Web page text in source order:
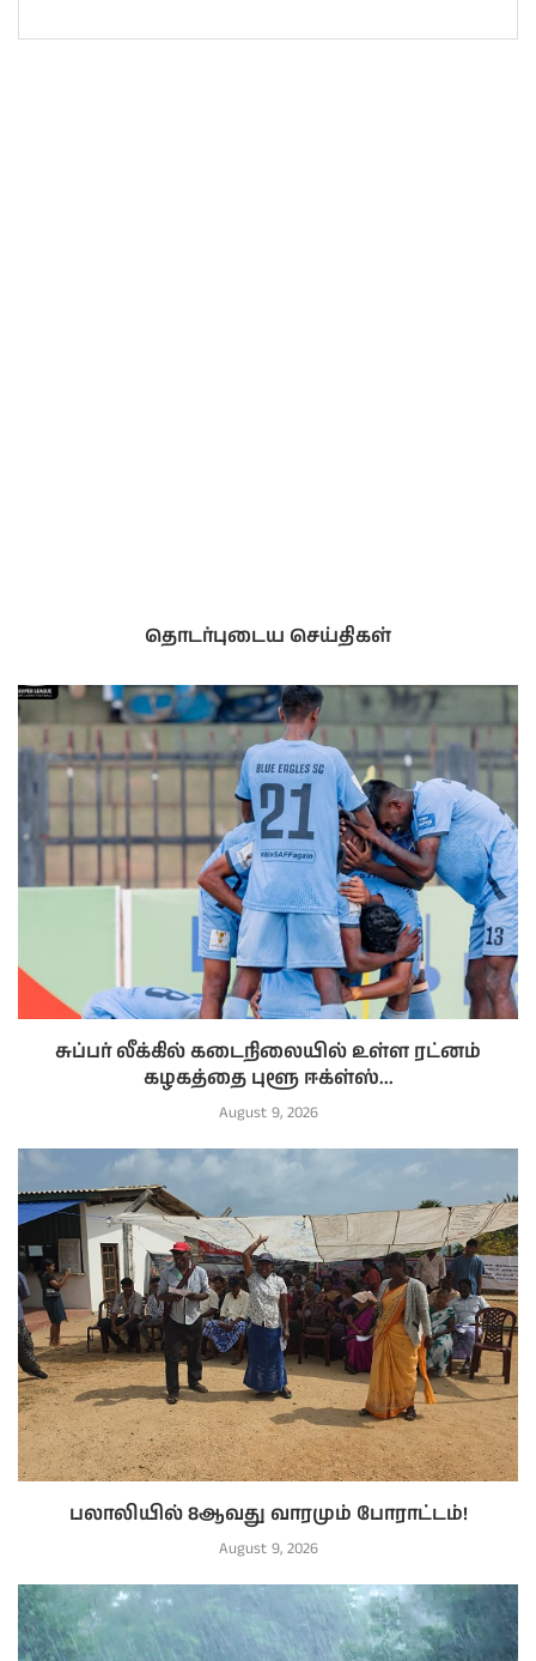
தொடர்புடைய செய்திகள்
சுப்பர் லீக்கில் கடைநிலையில் உள்ள ரட்னம்
கழகத்தை புளூ ஈக்ள்ஸ்...
August 9, 2026
பலாலியில் 8ஆவது வாரமும் போராட்டம்!
August 9, 2026